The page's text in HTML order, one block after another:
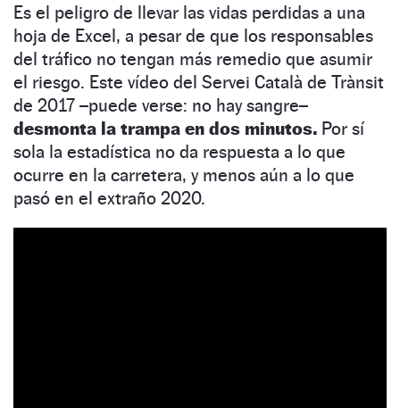
Es el peligro de llevar las vidas perdidas a una
hoja de Excel, a pesar de que los responsables
del tráfico no tengan más remedio que asumir
el riesgo. Este vídeo del Servei Català de Trànsit
de 2017 –puede verse: no hay sangre–
desmonta la trampa en dos minutos. Por sí
sola la estadística no da respuesta a lo que
ocurre en la carretera, y menos aún a lo que
pasó en el extraño 2020.